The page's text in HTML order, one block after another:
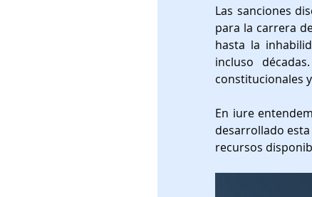
Derecho de Familia
Guía Prática
Proceso disciplinario
Las sanciones
para la carrera
hasta la
incluso
constitucionales
En iure
desarrollado
recursos